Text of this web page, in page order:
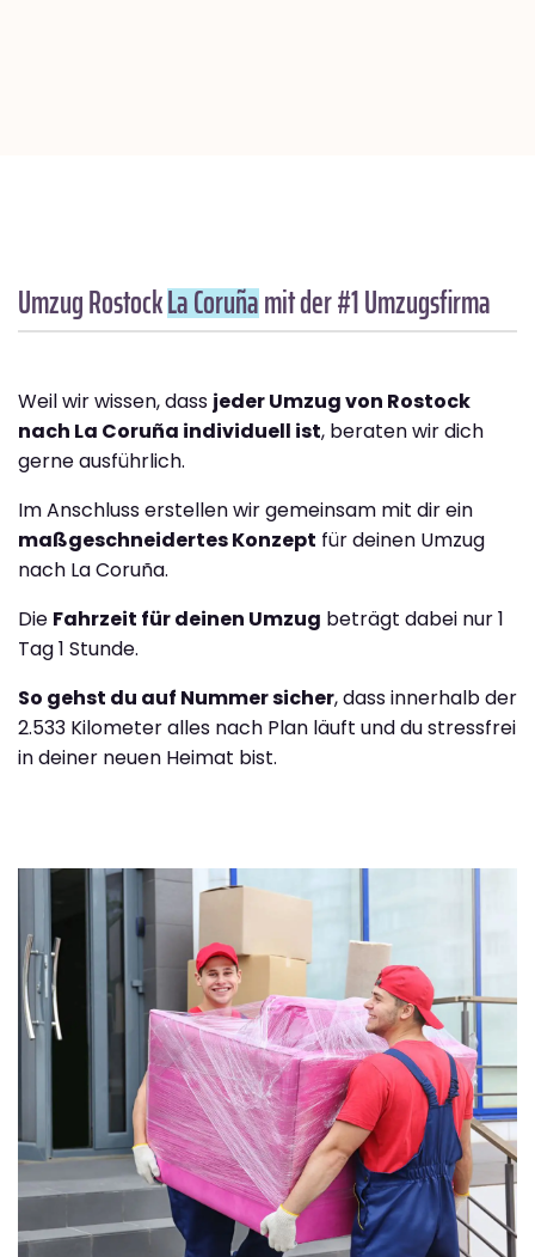
Umzug RostockLa Coruñamit der #1 Umzugsfirma
Weil wir wissen, dass jeder Umzug von Rostock
nach La Coruña individuell ist, beraten wir dich
gerne ausführlich.
Im Anschluss erstellen wir gemeinsam mit dir ein
maßgeschneidertes Konzept für deinen Umzug
nach La Coruña.
Die Fahrzeit für deinen Umzug beträgt dabei nur 1
Tag 1 Stunde.
So gehst du auf Nummer sicher, dass innerhalb der
2.533 Kilometer alles nach Plan läuft und du stressfrei
in deiner neuen Heimat bist.